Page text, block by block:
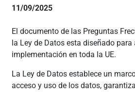
11/09/2025
El documento de las Preguntas
la Ley de Datos esta diseñado para
implementación en toda la UE.
La Ley de Datos establece un
acceso y uso de los datos,